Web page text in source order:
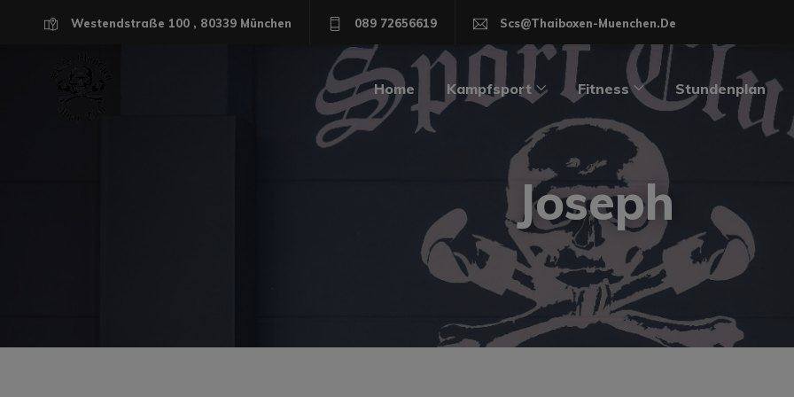
Westendstraße 100 , 80339 München 089 72656619 Scs@thaiboxen-Muenchen.de
Home Kampfsport Fitness Stundenplan
Joseph